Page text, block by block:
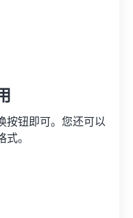
按钮即可。您还可以
。